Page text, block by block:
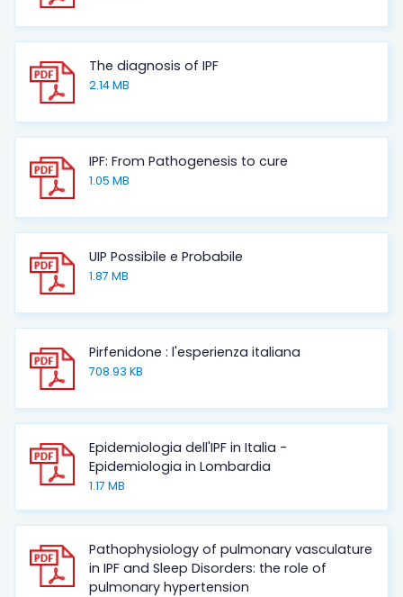
The diagnosis of IPF
2.14 MB
IPF: From Pathogenesis to cure
1.05 MB
UIP Possibile e Probabile
1.87 MB
Pirfenidone : l'esperienza italiana
708.93 KB
Epidemiologia dell'IPF in Italia -
Epidemiologia in Lombardia
1.17 MB
Pathophysiology of pulmonary vasculature
in IPF and Sleep Disorders: the role of
pulmonary hypertension